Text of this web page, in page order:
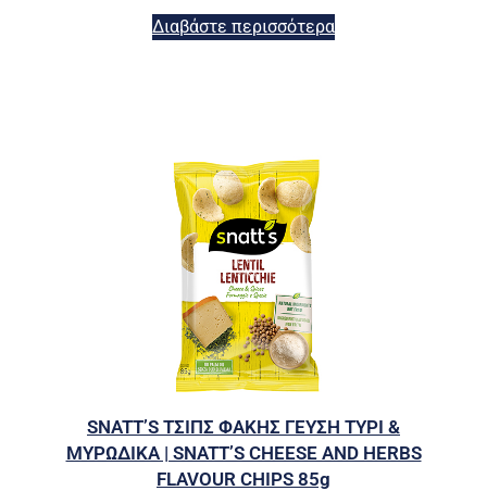
Διαβάστε περισσότερα
SNATT’S ΤΣΙΠΣ ΦΑΚΗΣ ΓΕΥΣΗ ΤΥΡΙ &
ΜΥΡΩΔΙΚΑ | SNATT’S CHEESE AND HERBS
FLAVOUR CHIPS 85g